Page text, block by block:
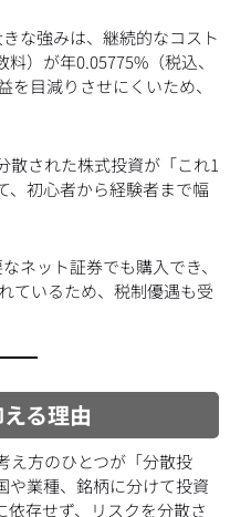
な強みは、継続的なコスト
）が年0.05775%（税込、
目減りさせにくいため、
散された株式投資が「これ1
、初心者から経験者まで幅
ネット証券でも購入でき、
ているため、税制優遇も受
る理由
え方のひとつが「分散投
や業種、銘柄に分けて投資
存せず、リスクを分散さ